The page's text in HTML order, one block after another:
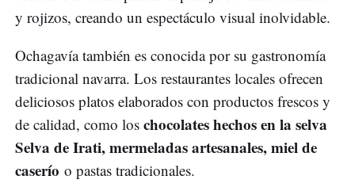
y rojizos, creando un espectáculo visual inolvidable.
Ochagavía también es conocida por su gastronomía
tradicional navarra. Los restaurantes locales ofrecen
deliciosos platos elaborados con productos frescos y
de calidad, como los chocolates hechos en la selva
Selva de Irati, mermeladas artesanales, miel de
caserío o pastas tradicionales.